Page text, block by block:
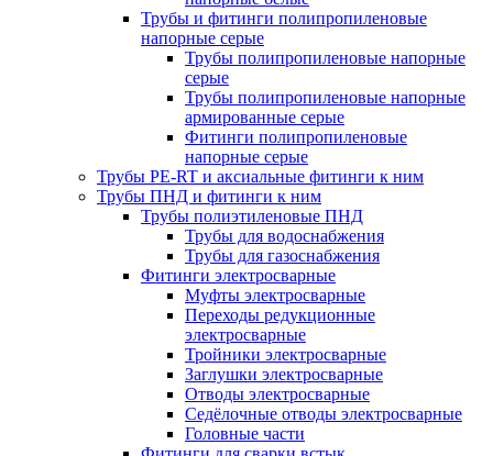
Трубы и фитинги полипропиленовые
напорные серые
Трубы полипропиленовые напорные
серые
Трубы полипропиленовые напорные
армированные серые
Фитинги полипропиленовые
напорные серые
Трубы PE-RT и аксиальные фитинги к ним
Трубы ПНД и фитинги к ним
Трубы полиэтиленовые ПНД
Трубы для водоснабжения
Трубы для газоснабжения
Фитинги электросварные
Муфты электросварные
Переходы редукционные
электросварные
Тройники электросварные
Заглушки электросварные
Отводы электросварные
Седёлочные отводы электросварные
Головные части